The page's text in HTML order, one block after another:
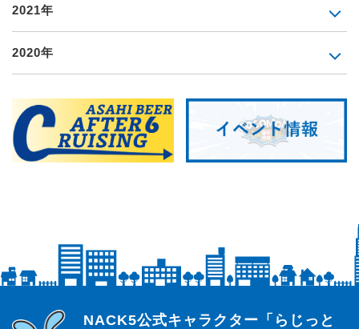
2021年
2020年
らじっと君
NACK5公式キャラクター「らじっと